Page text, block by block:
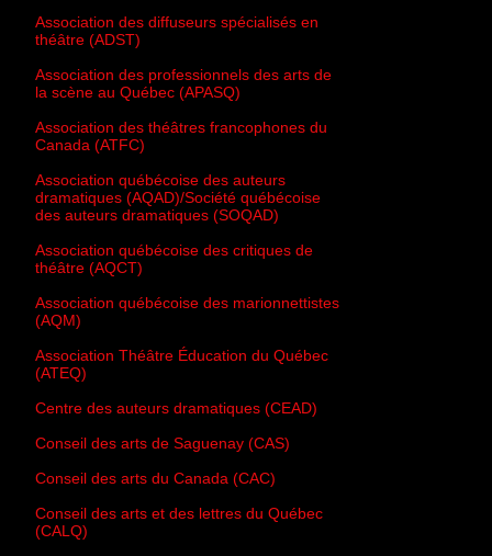
Association des diffuseurs spécialisés en
théâtre (ADST)
Association des professionnels des arts de
la scène au Québec (APASQ)
Association des théâtres francophones du
Canada (ATFC)
Association québécoise des auteurs
dramatiques (AQAD)/Société québécoise
des auteurs dramatiques (SOQAD)
Association québécoise des critiques de
théâtre (AQCT)
Association québécoise des marionnettistes
(AQM)
Association Théâtre Éducation du Québec
(ATEQ)
Centre des auteurs dramatiques (CEAD)
Conseil des arts de Saguenay (CAS)
Conseil des arts du Canada (CAC)
Conseil des arts et des lettres du Québec
(CALQ)